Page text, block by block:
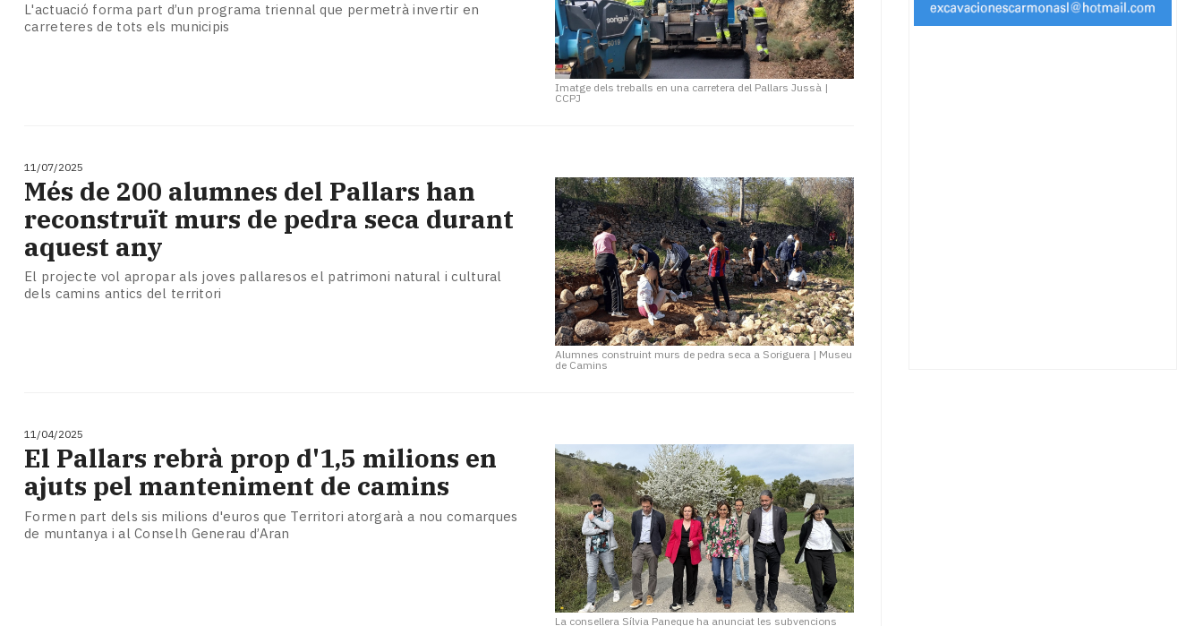
Imatge dels treballs en una carretera del Pallars Jussà |
CCPJ
L'actuació forma part d’un programa triennal que permetrà invertir en
carreteres de tots els municipis
11/07/2025
Alumnes construint murs de pedra seca a Soriguera | Museu
de Camins
Més de 200 alumnes del Pallars han
reconstruït murs de pedra seca durant
aquest any
El projecte vol apropar als joves pallaresos el patrimoni natural i cultural
dels camins antics del territori
11/04/2025
La consellera Sílvia Paneque ha anunciat les subvencions
El Pallars rebrà prop d'1,5 milions en
ajuts pel manteniment de camins
Formen part dels sis milions d'euros que Territori atorgarà a nou comarques
de muntanya i al Conselh Generau d’Aran